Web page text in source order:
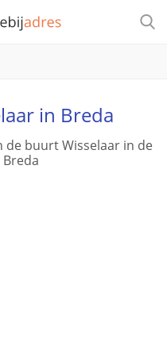
in Breda
de buurt Wisselaar in de